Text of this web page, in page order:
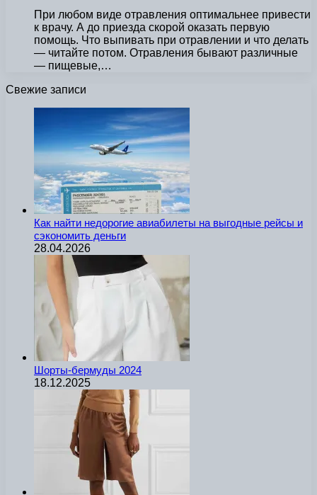
При любом виде отравления оптимальнее привести
к врачу. А до приезда скорой оказать первую
помощь. Что выпивать при отравлении и что делать
— читайте потом. Отравления бывают различные
— пищевые,…
Свежие записи
Как найти недорогие авиабилеты на выгодные рейсы и
сэкономить деньги
28.04.2026
Шорты-бермуды 2024
18.12.2025